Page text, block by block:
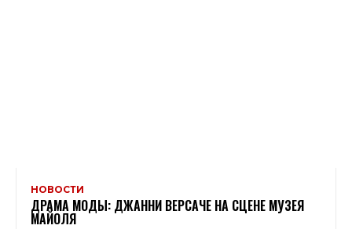
НОВОСТИ
ДРАМА МОДЫ: ДЖАННИ ВЕРСАЧЕ НА СЦЕНЕ МУЗЕЯ
МАЙОЛЯ